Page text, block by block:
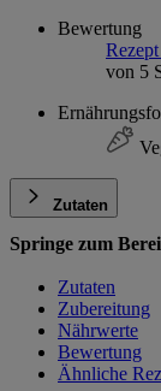
Bewertung
von 5
Zutaten
Springe zum
Zutaten
Zubereitung
Nährwerte
Bewertung
Ähnliche